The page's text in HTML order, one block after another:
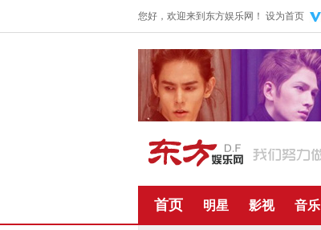
您好，欢迎来到东方娱乐网！ 设为首页
首页 明星 影视 音乐